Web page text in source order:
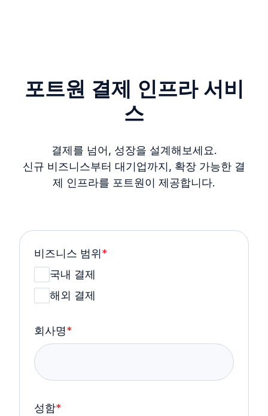
포트원 결제 인프라 서비
스
결제를 넘어, 성장을 설계해보세요.
신규 비즈니스부터 대기업까지, 확장 가능한 결
제 인프라를 포트원이 제공합니다.
비즈니스 범위*
국내 결제
해외 결제
회사명*
성함*